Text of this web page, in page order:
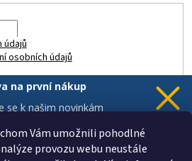
Vám umožnili pohodlné
provozu webu neustále
údajů
osobních údajů
na první nákup
se k našim novinkám